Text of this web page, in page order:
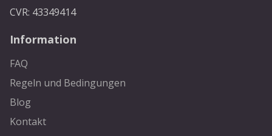
CVR: 43349414
Information
FAQ
Regeln und Bedingungen
Blog
Kontakt